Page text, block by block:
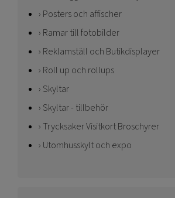
Posters och affischer
Ramar till fotobilder
Reklamställ och Butikdisplayer
Roll up och rollups
Skyltar
Skyltar - tillbehör
Trycksaker Visitkort Broschyrer
Utomhusskylt och expo